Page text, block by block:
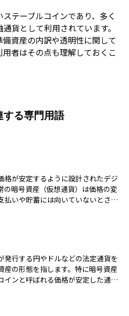
テーブルコインであり、多く
貨として利用されています。
資産の内訳や透明性に関して
者はその点も理解しておくこ
する専門用語
格が安定するように設計されたデジ
の暗号資産（仮想通貨）は価格の変
払いや貯蓄には向いていないとされ
ブルコイン＝1ドル」となるよう
して安定性を確保します。そのた
便性を維持しながら、価格の安定性
決済、資産の避難先として利用が広
点からも、価格変動リスクを抑え
発行する円やドルなどの法定通貨を
産の形態を指します。特に暗号資産
インと呼ばれる価格が安定した通貨